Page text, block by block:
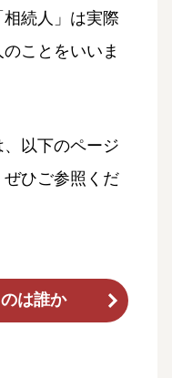
続人」は実際
ことをいいま
、以下のページ
ひご参照くだ
は誰か